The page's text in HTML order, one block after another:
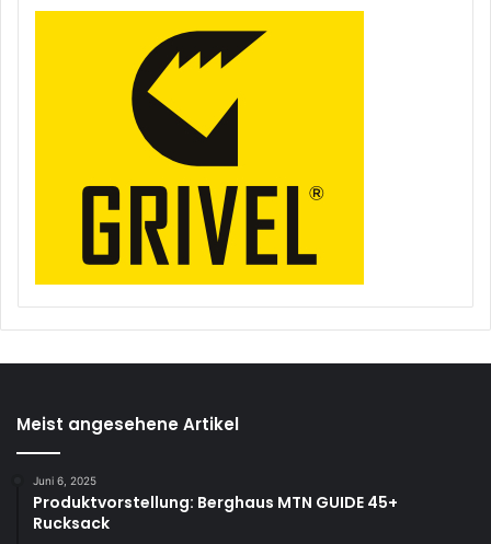
Meist angesehene Artikel
Juni 6, 2025
Produktvorstellung: Berghaus MTN GUIDE 45+
Rucksack